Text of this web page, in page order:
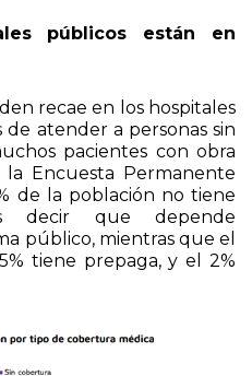
atender a personas sin
pacientes con obra
la Encuesta Permanente
de la población no tiene
decir que depende
público, mientras que el
tiene prepaga, y el 2%